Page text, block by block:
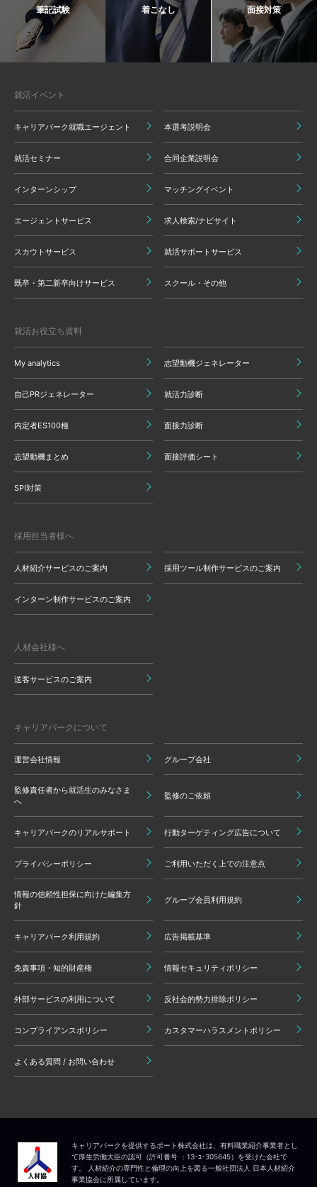
筆記試験 着こなし 面接対策
就活イベント
キャリアパーク就職エージェント 本選考説明会
就活セミナー 合同企業説明会
インターンシップ マッチングイベント
エージェントサービス 求人検索/ナビサイト
スカウトサービス 就活サポートサービス
既卒・第二新卒向けサービス スクール・その他
就活お役立ち資料
My analytics 志望動機ジェネレーター
自己PRジェネレーター 就活力診断
内定者ES100種 面接力診断
志望動機まとめ 面接評価シート
SPI対策
採用担当者様へ
人材紹介サービスのご案内 採用ツール制作サービスのご案内
インターン制作サービスのご案内
人材会社様へ
送客サービスのご案内
キャリアパークについて
運営会社情報 グループ会社
監修責任者から就活生のみなさま
へ
監修のご依頼
キャリアパークのリアルサポート 行動ターゲティング広告について
プライバシーポリシー ご利用いただく上での注意点
情報の信頼性担保に向けた編集方
針
グループ会員利用規約
キャリアパーク利用規約 広告掲載基準
免責事項・知的財産権 情報セキュリティポリシー
外部サービスの利用について 反社会的勢力排除ポリシー
コンプライアンスポリシー カスタマーハラスメントポリシー
よくある質問 / お問い合わせ